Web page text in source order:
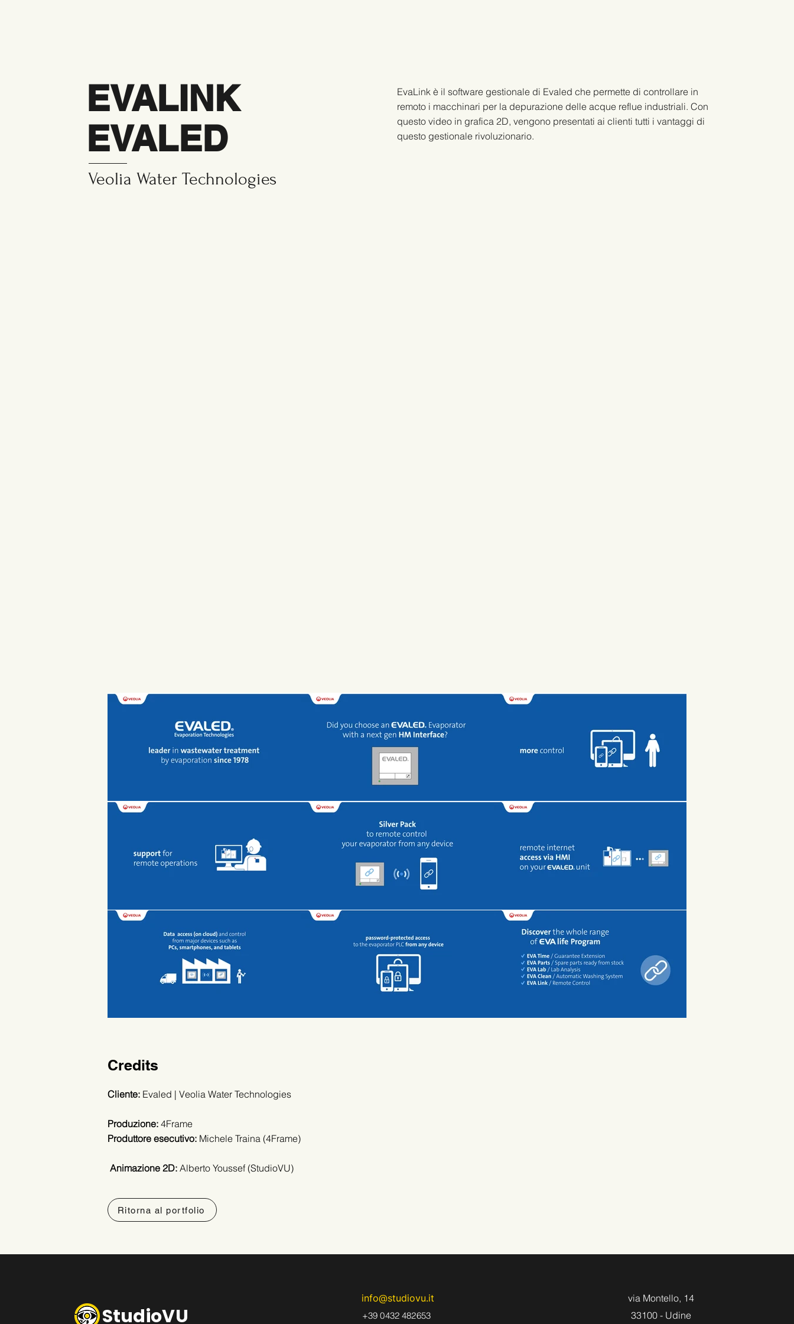
EVALINK
EVALED
Veolia Water Technologies
EvaLink è il software gestionale di Evaled che permette di controllare in
remoto i macchinari per la depurazione delle acque reflue industriali. Con
questo video in grafica 2D, vengono presentati ai clienti tutti i vantaggi di
questo gestionale rivoluzionario.
Credits
Cliente: Evaled | Veolia Water Technologies
Produzione: 4Frame
Produttore esecutivo: Michele Traina (4Frame)
Animazione 2D: Alberto Youssef (StudioVU)
Ritorna al portfolio
StudioVU
info@studiovu.it
+39 0432 482653
via Montello, 14
33100 - Udine